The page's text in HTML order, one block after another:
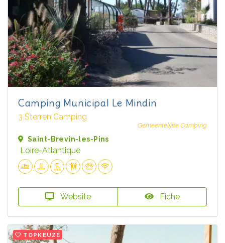
Camping Municipal Le Mindin
3 Sterren Camping
Gemeentelijke Camping
Saint-Brevin-les-Pins
Loire-Atlantique
Website Fiche
TOPKEUZE